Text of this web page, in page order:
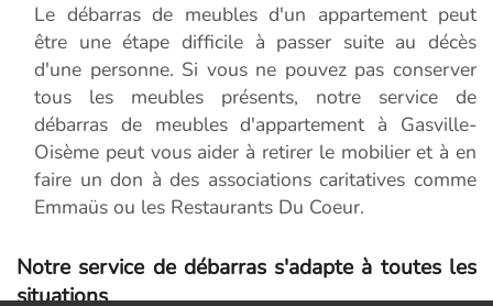
Le débarras de meubles d'un appartement peut
être une étape difficile à passer suite au décès
d'une personne. Si vous ne pouvez pas conserver
tous les meubles présents, notre service de
débarras de meubles d'appartement à Gasville-
Oisème peut vous aider à retirer le mobilier et à en
faire un don à des associations caritatives comme
Emmaüs ou les Restaurants Du Coeur.
Notre service de débarras s'adapte à toutes les
situations